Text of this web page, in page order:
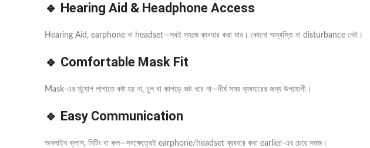
🔹 Hearing Aid & Headphone Access
Hearing Aid, earphone বা headset—সবই সহজে ব্যবহার করা যায়। কোনো অস্বস্তি বা disturbance নেই।
🔹 Comfortable Mask Fit
Mask-এর স্ট্র্যাপ লাগাতে কষ্ট হয় না, চুল বা কাপড়ে জট ধরে না—দীর্ঘ সময় ব্যবহারের জন্য উপযোগী।
🔹 Easy Communication
অনলাইন ক্লাস, মিটিং বা কল—সবক্ষেত্রেই earphone/headset ব্যবহার করা earlier-এর চেয়ে সহজ।